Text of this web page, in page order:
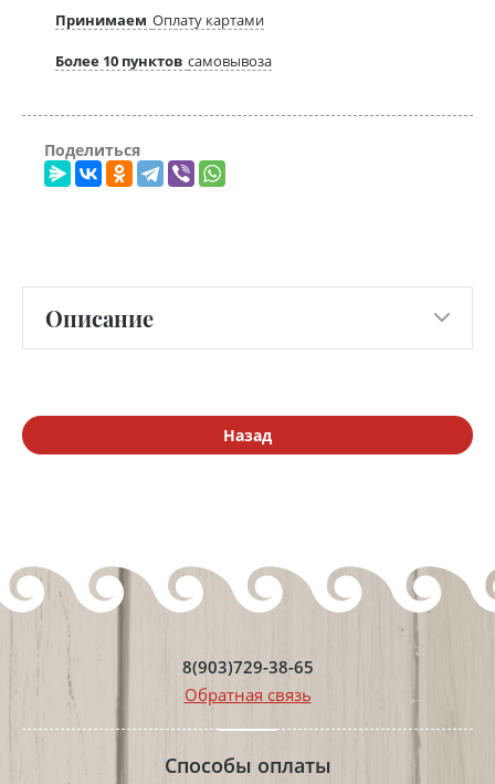
Принимаем Оплату картами
Более 10 пунктов самовывоза
Поделиться
Описание
Назад
8(903)729-38-65
Обратная связь
Способы оплаты